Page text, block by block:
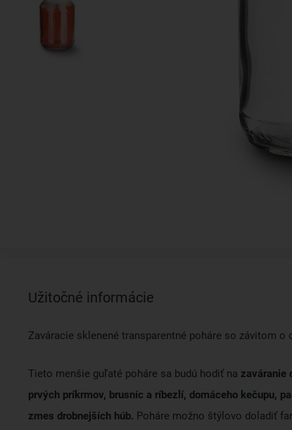
Užitočné informácie
Zaváracie sklenené transparentné poháre so závitom o
Tieto menšie guľaté poháre sa budú hodiť na zaváranie
prvých príkrmov, brusníc a ríbezlí, domáceho kečupu,
zmes drobnejších húb. Poháre možno štýlovo doladiť